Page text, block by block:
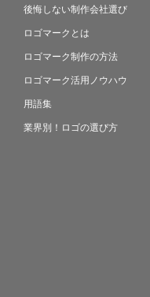
後悔しない制作会社選び
ロゴマークとは
ロゴマーク制作の方法
ロゴマーク活用ノウハウ
用語集
業界別！ロゴの選び方